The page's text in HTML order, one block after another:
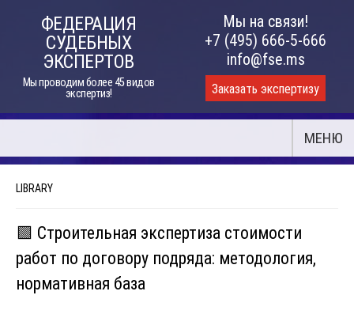
ФЕДЕРАЦИЯ
СУДЕБНЫХ
ЭКСПЕРТОВ
Мы проводим более 45 видов
экспертиз!
Мы на связи!
+7 (495) 666-5-666
info@fse.ms
Заказать экспертизу
МЕНЮ
LIBRARY
🟩 Строительная экспертиза стоимости
работ по договору подряда: методология,
нормативная база